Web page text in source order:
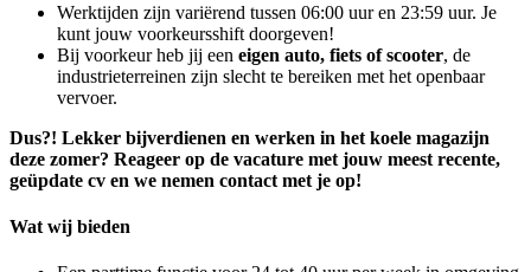
Werktijden zijn variërend tussen 06:00 uur en 23:59 uur. Je
kunt jouw voorkeursshift doorgeven!
Bij voorkeur heb jij een eigen auto, fiets of scooter, de
industrieterreinen zijn slecht te bereiken met het openbaar
vervoer.
Dus?! Lekker bijverdienen en werken in het koele magazijn
deze zomer? Reageer op de vacature met jouw meest recente,
geüpdate cv en we nemen contact met je op!
Wat wij bieden